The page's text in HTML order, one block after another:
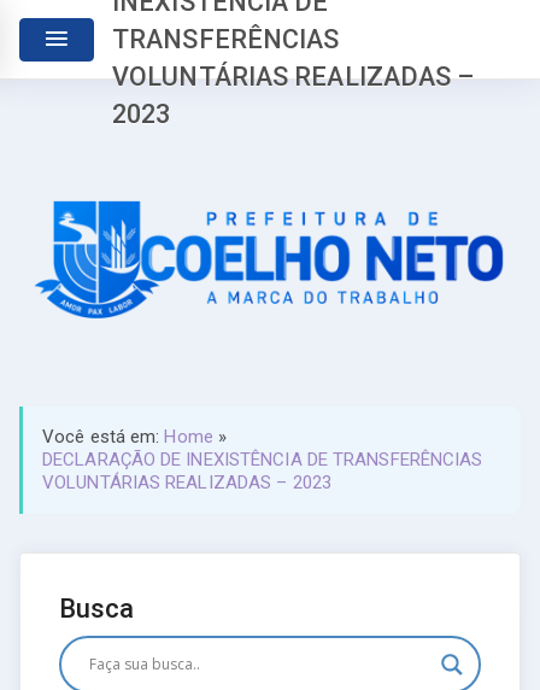
TRANSFERÊNCIAS
VOLUNTÁRIAS REALIZADAS –
2023
Você está em:Home »
DECLARAÇÃO DE INEXISTÊNCIA DE TRANSFERÊNCIAS
VOLUNTÁRIAS REALIZADAS – 2023
Busca